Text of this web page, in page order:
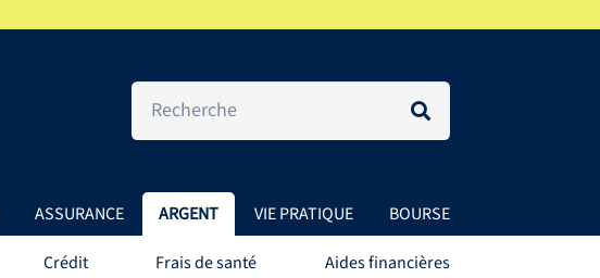
ASSURANCE ARGENT VIE PRATIQUE BOURSE
Crédit Frais de santé Aides financières